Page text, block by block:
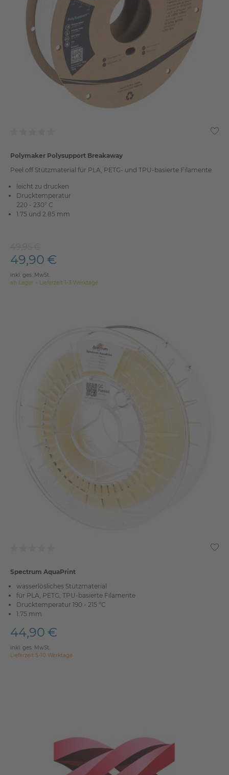
Polymaker Polysupport Breakaway
Peel off Stützmaterial für PLA, PETG- und TPU-basierte Filamente
leicht zu drucken
Drucktemperatur
220 - 230° C
1.75 und 2.85 mm
49,90 €
inkl. ges. MwSt.
ab Lager > Lieferzeit 1-3 Werktage
Spectrum AquaPrint
wasserlösliches Stützmaterial
für PLA, PETG, TPU-basierte Filamente
Drucktemperatur 190 - 215 °C
1.75 mm
44,90 €
inkl. ges. MwSt.
Lieferzeit 5-10 Werktage